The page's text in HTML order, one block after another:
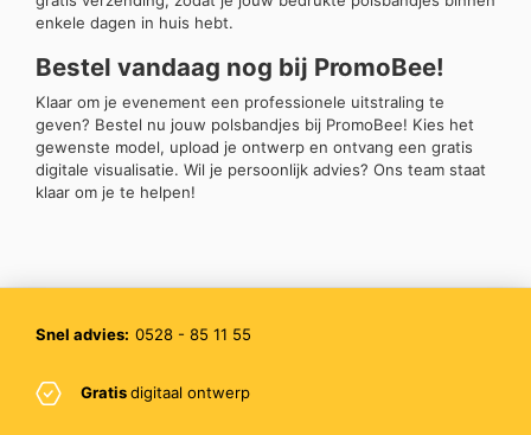
enkele dagen in huis hebt.
Bestel vandaag nog bij PromoBee!
Klaar om je evenement een professionele uitstraling te
geven? Bestel nu jouw polsbandjes bij PromoBee! Kies het
gewenste model, upload je ontwerp en ontvang een gratis
digitale visualisatie. Wil je persoonlijk advies? Ons team staat
klaar om je te helpen!
Snel advies: 0528 - 85 11 55
Gratisdigitaal ontwerp